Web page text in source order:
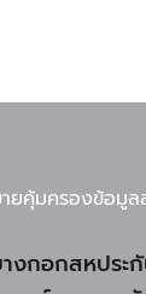
ายคุ้มครองข้อมู
างกอกสหปร